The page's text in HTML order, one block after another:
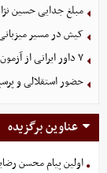
مبلغ جدایی حسین
کیش در مسیر میزبانی
۷ داور ایرانی از آزمون نخبگان آسیا سربلند بیرون آمدند
حضور استقلالی و
عناوین برگزیده
اولین پیام محسن